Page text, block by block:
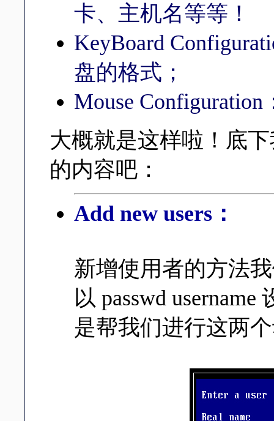
卡、主机名等等！
KeyBoard
盘的格式；
Mouse
大概就是这样啦！底
的内容吧：
Add new users：
新增使用者的方法
以 passwd
是帮我们进行这两